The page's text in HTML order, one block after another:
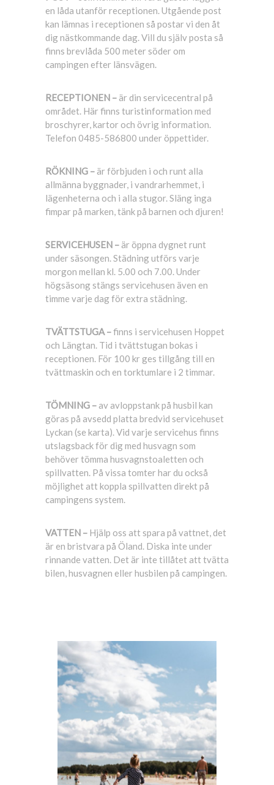
en låda utanför receptionen. Utgående post
kan lämnas i receptionen så postar vi den åt
dig nästkommande dag. Vill du själv posta så
finns brevlåda 500 meter söder om
campingen efter länsvägen.
RECEPTIONEN – är din servicecentral på
området. Här finns turistinformation med
broschyrer, kartor och övrig information.
Telefon 0485-586800 under öppettider.
RÖKNING – är förbjuden i och runt alla
allmänna byggnader, i vandrarhemmet, i
lägenheterna och i alla stugor. Släng inga
fimpar på marken, tänk på barnen och djuren!
SERVICEHUSEN – är öppna dygnet runt
under säsongen. Städning utförs varje
morgon mellan kl. 5.00 och 7.00. Under
högsäsong stängs servicehusen även en
timme varje dag för extra städning.
TVÄTTSTUGA –finns i servicehusen Hoppet
och Längtan. Tid i tvättstugan bokas i
receptionen. För 100 kr ges tillgång till en
tvättmaskin och en torktumlare i 2 timmar.
TÖMNING – av avloppstank på husbil kan
göras på avsedd platta bredvid servicehuset
Lyckan (se karta). Vid varje servicehus finns
utslagsback för dig med husvagn som
behöver tömma husvagnstoaletten och
spillvatten. På vissa tomter har du också
möjlighet att koppla spillvatten direkt på
campingens system.
VATTEN – Hjälp oss att spara på vattnet, det
är en bristvara på Öland. Diska inte under
rinnande vatten. Det är inte tillåtet att tvätta
bilen, husvagnen eller husbilen på campingen.